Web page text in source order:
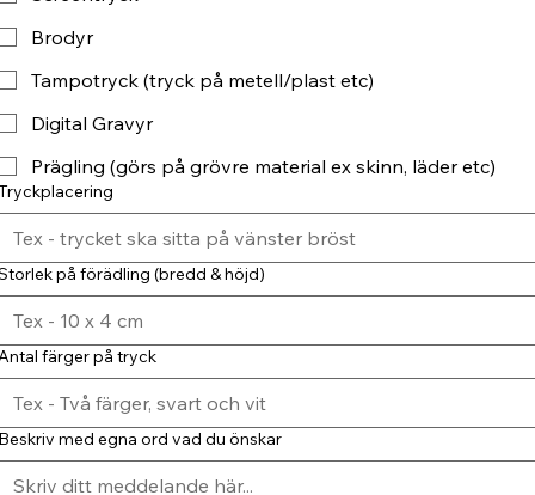
Brodyr
Tampotryck (tryck på metell/plast etc)
Digital Gravyr
Prägling (görs på grövre material ex skinn, läder etc)
på förädling (bredd & höjd)
färger på tryck
med egna ord vad du önskar